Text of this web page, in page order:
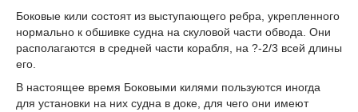
Боковые кили состоят из выступающего ребра, укрепленного
нормально к обшивке судна на скуловой части обвода. Они
располагаются в средней части корабля, на ?-2/3 всей длины
его.
В настоящее время Боковыми килями пользуются иногда
для установки на них судна в доке, для чего они имеют